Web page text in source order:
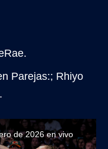
Parejas:; Rhiyo
de 2026 en vivo